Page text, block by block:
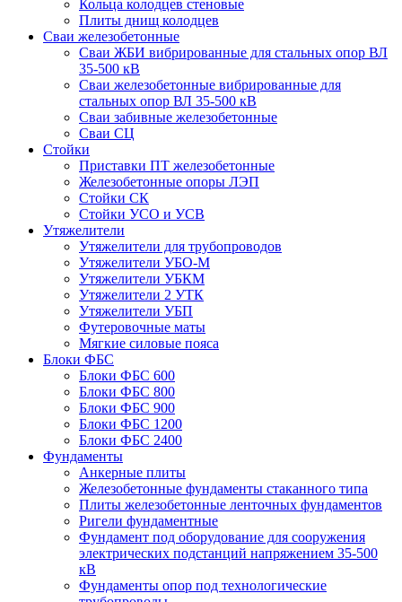
Кольца колодцев стеновые
Плиты днищ колодцев
Сваи железобетонные
Сваи ЖБИ вибрированные для стальных опор ВЛ
35-500 кВ
Сваи железобетонные вибрированные для
стальных опор ВЛ 35-500 кВ
Сваи забивные железобетонные
Сваи СЦ
Стойки
Приставки ПТ железобетонные
Железобетонные опоры ЛЭП
Стойки СК
Стойки УСО и УСВ
Утяжелители
Утяжелители для трубопроводов
Утяжелители УБО-М
Утяжелители УБКМ
Утяжелители 2 УТК
Утяжелители УБП
Футеровочные маты
Мягкие силовые пояса
Блоки ФБС
Блоки ФБС 600
Блоки ФБС 800
Блоки ФБС 900
Блоки ФБС 1200
Блоки ФБС 2400
Фундаменты
Анкерные плиты
Железобетонные фундаменты стаканного типа
Плиты железобетонные ленточных фундаментов
Ригели фундаментные
Фундамент под оборудование для сооружения
электрических подстанций напряжением 35-500
кВ
Фундаменты опор под технологические